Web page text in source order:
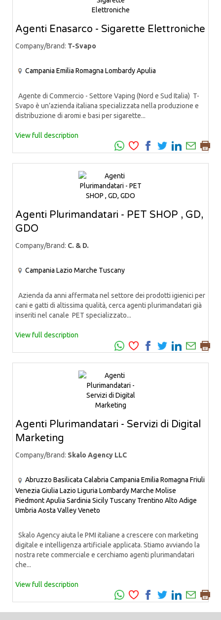
Agenti Enasarco - Sigarette Elettroniche
Company/Brand: T-Svapo
Campania Emilia Romagna LombardyApulia
Agente di Commercio - Settore Vaping (Nord e Sud Italia) T-
Svapo è un’azienda italiana specializzata nella produzione e
distribuzione di aromi e basi per sigarette...
View full description
Agenti Plurimandatari - PET SHOP , GD,
GDO
Company/Brand: C. & D.
Campania Lazio Marche Tuscany
Azienda da anni affermata nel settore dei prodotti igienici per
cani e gatti di altissima qualità, cerca agenti plurimandatari già
inseriti nel canale PET specializzato...
View full description
Agenti Plurimandatari - Servizi di Digital
Marketing
Company/Brand: Skalo Agency LLC
Abruzzo Basilicata Calabria Campania Emilia Romagna Friuli
Venezia Giulia Lazio Liguria LombardyMarche Molise
PiedmontApulia Sardinia Sicily Tuscany Trentino Alto Adige
Umbria Aosta ValleyVeneto
Skalo Agency aiuta le PMI italiane a crescere con marketing
digitale e intelligenza artificiale applicata. Stiamo avviando la
nostra rete commerciale e cerchiamo agenti plurimandatari
che...
View full description